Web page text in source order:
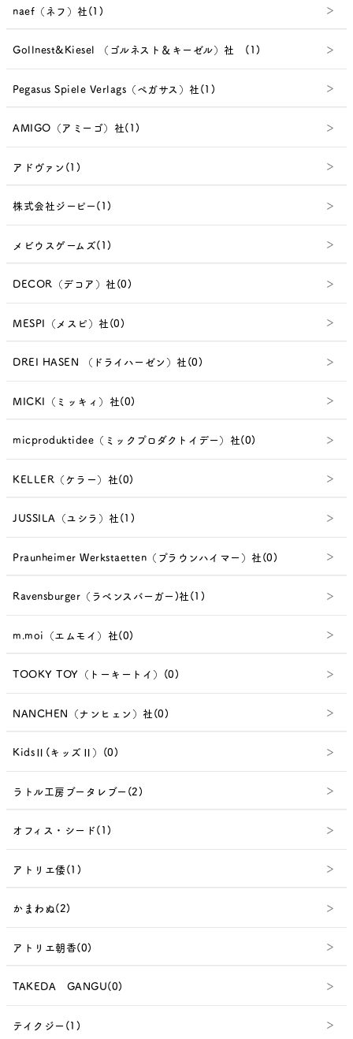
naef（ネフ）社(1)
Gollnest&Kiesel （ゴルネスト＆キーゼル）社 (1)
Pegasus Spiele Verlags（ペガサス）社(1)
AMIGO（アミーゴ）社(1)
アドヴァン(1)
株式会社ジーピー(1)
メビウスゲームズ(1)
DECOR（デコア）社(0)
MESPI（メスピ）社(0)
DREI HASEN （ドライハーゼン）社(0)
MICKI（ミッキィ）社(0)
micproduktidee（ミックプロダクトイデー）社(0)
KELLER（ケラー）社(0)
JUSSILA（ユシラ）社(1)
Praunheimer Werkstaetten（プラウンハイマー）社(0)
Ravensburger（ラベンスバーガー)社(1)
m.moi（エムモイ）社(0)
TOOKY TOY（トーキートイ）(0)
NANCHEN（ナンヒェン）社(0)
KidsⅡ(キッズⅡ）(0)
ラトル工房ブータレブー(2)
オフィス・シード(1)
アトリエ倭(1)
かまわぬ(2)
アトリエ朝香(0)
TAKEDA GANGU(0)
テイクジー(1)